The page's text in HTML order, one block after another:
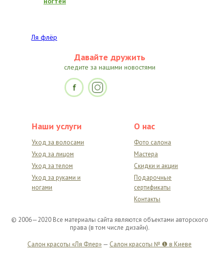
Ля флёр
Давайте дружить
следите за нашими новостями
О нас
Фото салона
Мастера
Скидки и акции
Подарочные
сертификаты
Контакты
Наши услуги
Уход за волосами
Уход за лицом
Уход за телом
Уход за руками и
ногами
© 2006—2020 Все материалы сайта являются объектами авторского
права (в том числе дизайн).
Салон красоты «Ля Флер» — Салон красоты № ❶ в Киеве